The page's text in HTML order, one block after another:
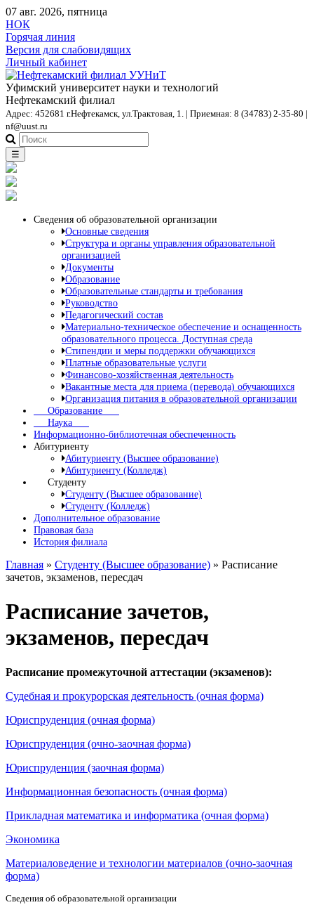
07 авг. 2026, пятница
НОК
Горячая линия
Версия для слабовидящих
Личный кабинет
Уфимский университет науки и технологий
Нефтекамский филиал
Адрес: 452681 г.Нефтекамск, ул.Трактовая, 1. | Приемная: 8 (34783) 2-35-80 |
nf@uust.ru
☰
Сведения об образовательной организации
Основные сведения
Структура и органы управления образовательной
организацией
Документы
Образование
Образовательные стандарты и требования
Руководство
Педагогический состав
Материально-техническое обеспечение и оснащенность
образовательного процесса. Доступная среда
Стипендии и меры поддержки обучающихся
Платные образовательные услуги
Финансово-хозяйственная деятельность
Вакантные места для приема (перевода) обучающихся
Организация питания в образовательной организации
Образование
Наука
Информационно-библиотечная обеспеченность
Абитуриенту
Абитуриенту (Высшее образование)
Абитуриенту (Колледж)
Студенту
Студенту (Высшее образование)
Студенту (Колледж)
Дополнительное образование
Правовая база
История филиала
Главная » Студенту (Высшее образование) » Расписание
зачетов, экзаменов, пересдач
Расписание зачетов,
экзаменов, пересдач
Расписание промежуточной аттестации (экзаменов):
Судебная и прокурорская деятельность (очная форма)
Юриспруденция (очная форма)
Юриспруденция (очно-заочная форма)
Юриспруденция (заочная форма)
Информационная безопасность (очная форма)
Прикладная математика и информатика (очная форма)
Экономика
Материаловедение и технологии материалов (очно-заочная
форма)
Сведения об образовательной организации